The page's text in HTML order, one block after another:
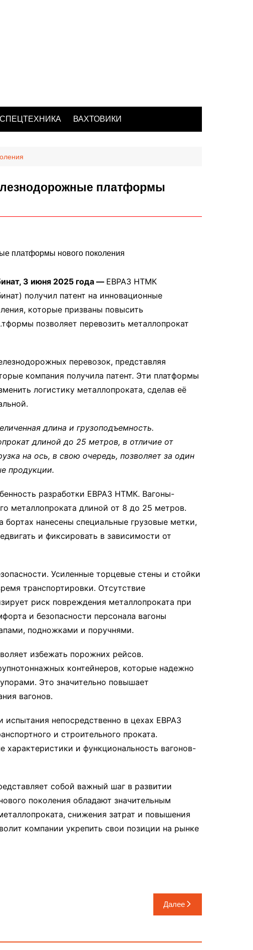
СПЕЦТЕХНИКА ВАХТОВИКИ
платформы
3 июня 2025 года — ЕВРАЗ НТМК
получил патент на инновационные
которые призваны повысить
позволяет перевозить металлопрокат
перевозок, представляя
компания получила патент. Эти платформы
логистику металлопроката, сделав её
длина и грузоподъемность.
длиной до 25 метров, в отличие от
на ось, в свою очередь, позволяет за один
продукции.
разработки ЕВРАЗ НТМК. Вагоны-
металлопроката длиной от 8 до 25 метров.
бортах нанесены специальные грузовые метки,
и фиксировать в зависимости от
Усиленные торцевые стены и стойки
транспортировки. Отсутствие
риск повреждения металлопроката при
и безопасности персонала вагоны
подножками и поручнями.
избежать порожних рейсов.
контейнеров, которые надежно
Это значительно повышает
вагонов.
непосредственно в цехах ЕВРАЗ
и строительного проката.
характеристики и функциональность вагонов-
собой важный шаг в развитии
поколения обладают значительным
снижения затрат и повышения
компании укрепить свои позиции на рынке
Далее